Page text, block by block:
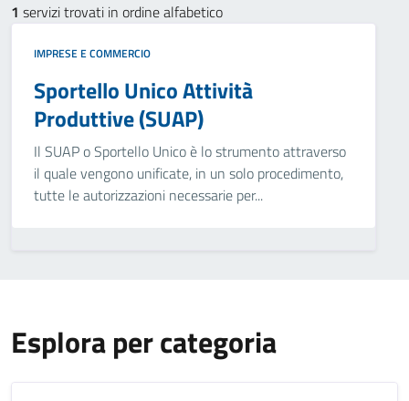
1 servizi trovati in ordine alfabetico
IMPRESE E COMMERCIO
Sportello Unico Attività
Produttive (SUAP)
Il SUAP o Sportello Unico è lo strumento attraverso
il quale vengono unificate, in un solo procedimento,
tutte le autorizzazioni necessarie per...
Esplora per categoria